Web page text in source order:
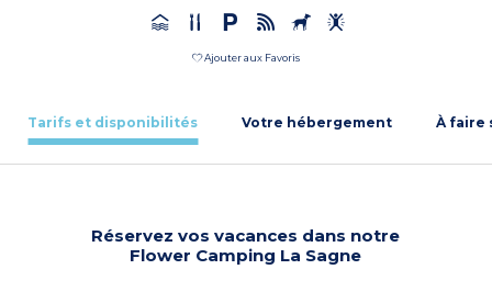
Ajouter aux Favoris
Tarifs et disponibilités Votre hébergement À faire
Réservez vos vacances dans notre
Flower Camping La Sagne